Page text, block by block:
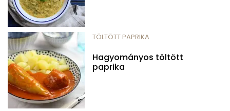
TÖLTÖTT PAPRIKA
Hagyományos töltött
paprika